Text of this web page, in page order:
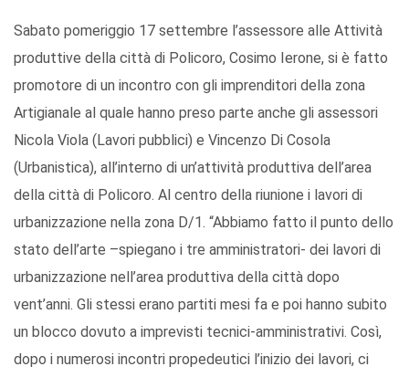
Sabato pomeriggio 17 settembre l’assessore alle Attività
produttive della città di Policoro, Cosimo Ierone, si è fatto
promotore di un incontro con gli imprenditori della zona
Artigianale al quale hanno preso parte anche gli assessori
Nicola Viola (Lavori pubblici) e Vincenzo Di Cosola
(Urbanistica), all’interno di un’attività produttiva dell’area
della città di Policoro. Al centro della riunione i lavori di
urbanizzazione nella zona D/1. “Abbiamo fatto il punto dello
stato dell’arte –spiegano i tre amministratori- dei lavori di
urbanizzazione nell’area produttiva della città dopo
vent’anni. Gli stessi erano partiti mesi fa e poi hanno subito
un blocco dovuto a imprevisti tecnici-amministrativi. Così,
dopo i numerosi incontri propedeutici l’inizio dei lavori, ci